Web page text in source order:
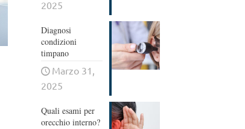
2025
Diagnosi
condizioni
timpano
Marzo 31,
2025
Quali esami per
orecchio interno?